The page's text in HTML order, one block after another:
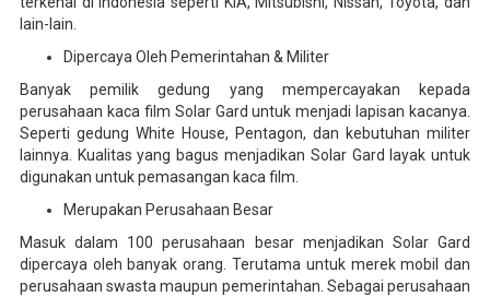
lain-lain.
Dipercaya Oleh Pemerintahan & Militer
Banyak pemilik gedung yang mempercayakan kepada
perusahaan kaca film Solar Gard untuk menjadi lapisan kacanya.
Seperti gedung White House, Pentagon, dan kebutuhan militer
lainnya. Kualitas yang bagus menjadikan Solar Gard layak untuk
digunakan untuk pemasangan kaca film.
Merupakan Perusahaan Besar
Masuk dalam 100 perusahaan besar menjadikan Solar Gard
dipercaya oleh banyak orang. Terutama untuk merek mobil dan
perusahaan swasta maupun pemerintahan. Sebagai perusahaan